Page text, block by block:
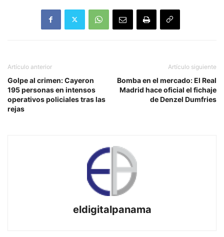
Artículo anterior
Golpe al crimen: Cayeron
195 personas en intensos
operativos policiales tras las
rejas
Artículo siguiente
Bomba en el mercado: El Real
Madrid hace oficial el fichaje
de Denzel Dumfries
eldigitalpanama